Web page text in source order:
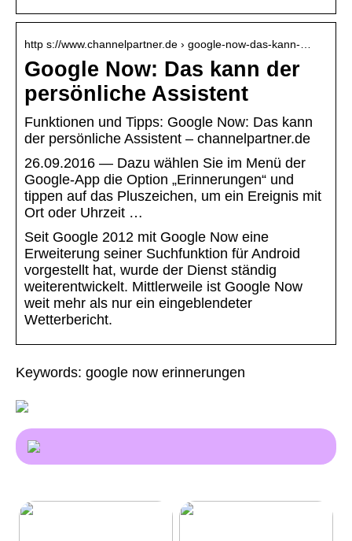
http s://www.channelpartner.de › google-now-das-kann-…
Google Now: Das kann der
persönliche Assistent
Funktionen und Tipps: Google Now: Das kann
der persönliche Assistent – channelpartner.de
26.09.2016 — Dazu wählen Sie im Menü der
Google-App die Option „Erinnerungen“ und
tippen auf das Pluszeichen, um ein Ereignis mit
Ort oder Uhrzeit …
Seit Google 2012 mit Google Now eine
Erweiterung seiner Suchfunktion für Android
vorgestellt hat, wurde der Dienst ständig
weiterentwickelt. Mittlerweile ist Google Now
weit mehr als nur ein eingeblendeter
Wetterbericht.
Keywords: google now erinnerungen